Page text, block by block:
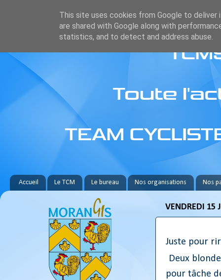
Accueil Le TCM Le bureau Nos organisations Nos
VENDREDI 15
Juste pour
Deux
pour tâche
This site uses cookies from Google to deliver
are shared with Google along with
statistics, and to detect and address abuse.